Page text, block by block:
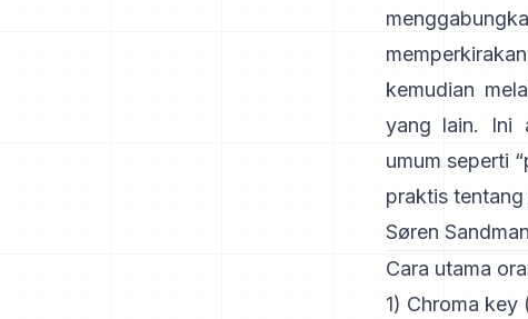
memperkirakan
kemudian
yang lain. Ini
umum seperti
praktis
Søren
Cara utama
1) Chroma key